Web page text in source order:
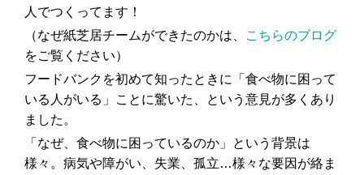
人でつくってます！
（なぜ紙芝居チームができたのかは、
こちらのブログ
をご覧ください）
フードバンクを初めて知ったときに「食べ物に困って
いる人がいる」ことに驚いた、という意見が多くあり
ました。
「なぜ、食べ物に困っているのか」という背景は
様々。病気や障がい、失業、孤立…様々な要因が絡ま